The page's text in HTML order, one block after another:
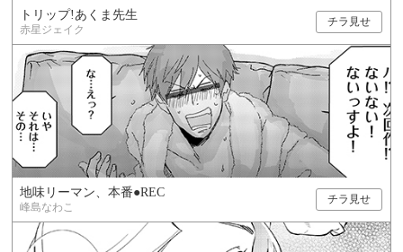
トリップ!あくま先生
赤星ジェイク
チラ見せ
地味リーマン、本番●REC
峰島なわこ
チラ見せ